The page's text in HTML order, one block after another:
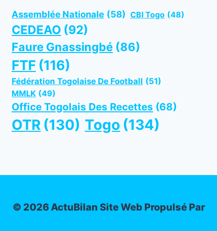
Assemblée Nationale (58) CBI Togo (48)
CEDEAO (92)
Faure Gnassingbé (86)
FTF (116)
Fédération Togolaise De Football (51)
MMLK (49)
Office Togolais Des Recettes (68)
OTR (130) Togo (134)
© 2026 ActuBilan Site Web Propulsé Par